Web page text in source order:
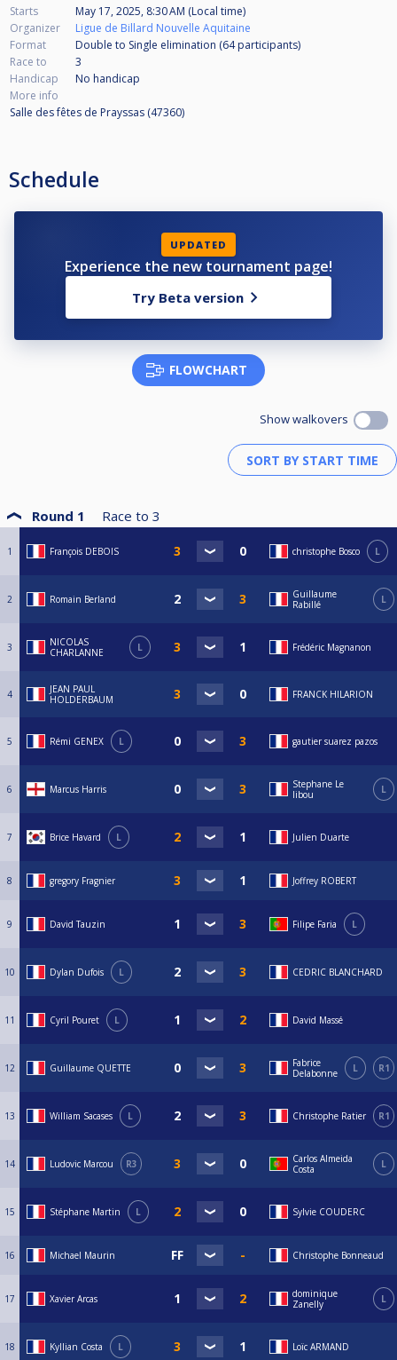
Starts
May 17, 2025, 8:30 AM (Local time)
Organizer
Ligue de Billard Nouvelle Aquitaine
Format
Double to Single elimination (64participants)
Race to
3
Handicap
No handicap
More info
Salle des fêtes de Prayssas (47360)
Schedule
UPDATED
Experience the new tournament page!
Try Beta version
FLOWCHART
Show walkovers
Round 1 Race to 3
1 François DEBOIS christophe Bosco L
2 Romain Berland
Guillaume
Rabillé
L
3
NICOLAS
CHARLANNE
L Frédéric Magnanon
4
JEAN PAUL
HOLDERBAUM
FRANCK HILARION
5 Rémi GENEX L gautier suarez pazos
6 Marcus Harris
Stephane Le
libou
L
7 Brice Havard L Julien Duarte
8 gregory Fragnier Joffrey ROBERT
9 David Tauzin Filipe Faria L
10 Dylan Dufois L CEDRIC BLANCHARD
11 Cyril Pouret L David Massé
12 Guillaume QUETTE
Fabrice
Delabonne
L R1
13 William Sacases L Christophe Ratier R1
14 Ludovic Marcou R3
Carlos Almeida
Costa
L
15 Stéphane Martin L Sylvie COUDERC
16 Michael Maurin Christophe Bonneaud
17 Xavier Arcas
dominique
Zanelly
L
18 Kyllian Costa L Loïc ARMAND